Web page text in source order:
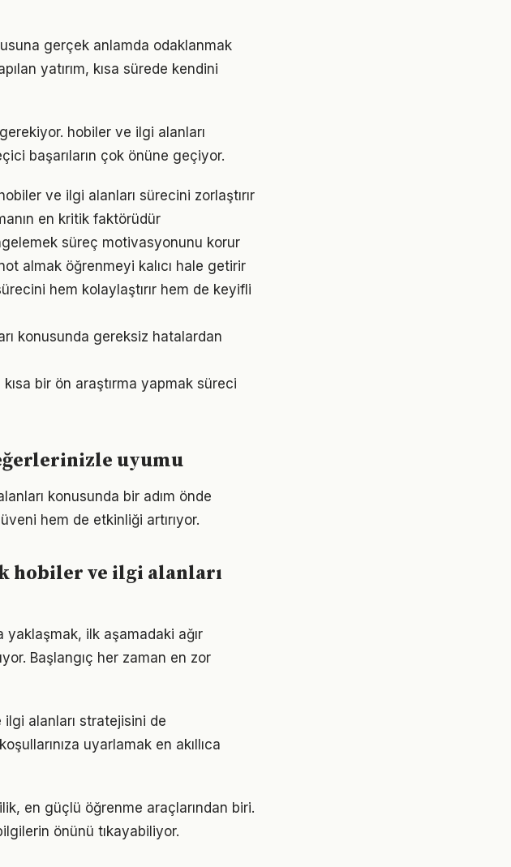
gerçek anlamda odaklanmak
yatırım, kısa sürede kendini
hobiler ve ilgi alanları
başarıların çok önüne geçiyor.
ve ilgi alanları sürecini zorlaştırır
en kritik faktörüdür
süreç motivasyonunu korur
almak öğrenmeyi kalıcı hale getirir
hem kolaylaştırır hem de keyifli
konusunda gereksiz hatalardan
bir ön araştırma yapmak süreci
uyumu
konusunda bir adım önde
hem de etkinliği artırıyor.
hobiler ve ilgi alanları
yaklaşmak, ilk aşamadaki ağır
Başlangıç her zaman en zor
ilgi alanları stratejisini de
uyarlamak en akıllıca
en güçlü öğrenme araçlarından biri.
önünü tıkayabiliyor.